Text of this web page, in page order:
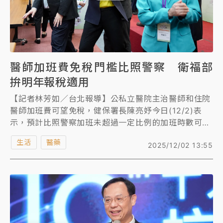
醫師加班費免稅門檻比照警察 衛福部
拚明年報稅適用
【記者林芳如／台北報導】公私立醫院主治醫師和住院
醫師加班費可望免稅，健保署長陳亮妤今日(12/2)表
示，預計比照警察加班未超過一定比例的加班時數可免
稅，日本已經這麼做，我國警消也早就實施，草案與醫
界達共識後已經送到衛福部，最快今年底前公告，明年
五月報稅適用。
2025/12/02 13:55
生活 醫藥